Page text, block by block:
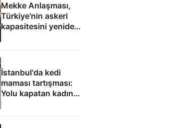
Mekke Anlaşması,
Türkiye'nin askeri
kapasitesini yeniden
uluslararası
gündemine getirdi
İstanbul'da kedi
maması tartışması:
Yolu kapatan kadın
gözaltında